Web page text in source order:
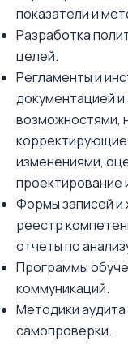
показатели и
Разработка
целей.
Регламенты и
документацией и
возможностями,
корректирующие
изменениями,
проектирование
Формы записей и
реестр
отчеты по
Программы
коммуникаций.
Методики
самопроверки.